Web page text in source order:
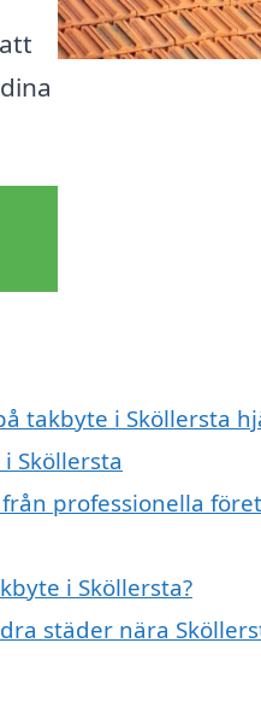
takbyte i Sköllersta
Sköllersta
professionella
i Sköllersta?
städer nära